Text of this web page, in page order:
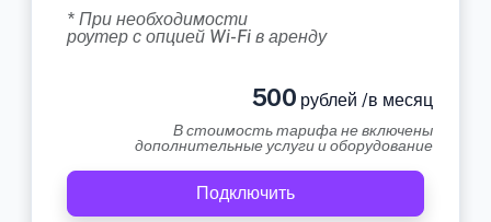
* При необходимости
роутер с опцией Wi-Fi в аренду
500 рублей /в месяц
В стоимость тарифа не включены
дополнительные услуги и оборудование
Подключить